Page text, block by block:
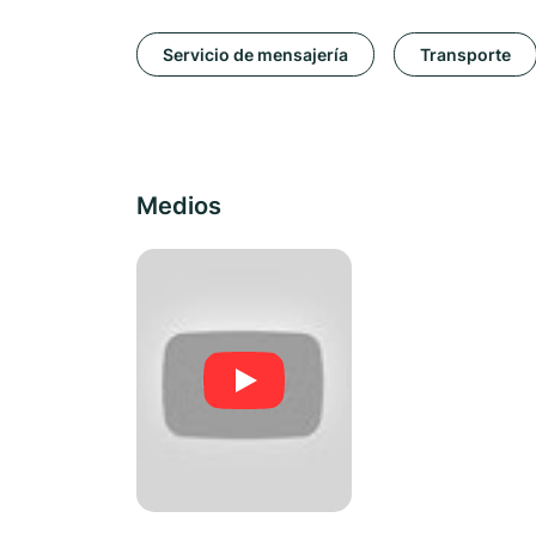
Servicio de mensajería Transporte
Medios